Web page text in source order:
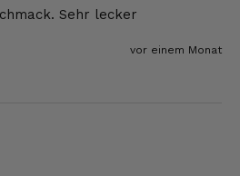
Sehr lecker
vor einem Monat